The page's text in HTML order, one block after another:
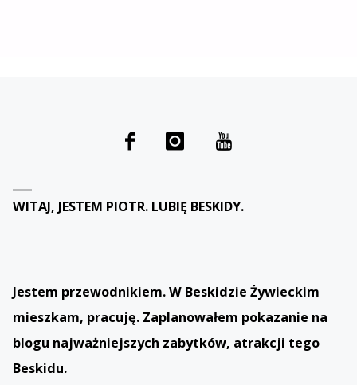
WITAJ, JESTEM PIOTR. LUBIĘ BESKIDY.
Jestem przewodnikiem. W Beskidzie Żywieckim
mieszkam, pracuję. Zaplanowałem pokazanie na
blogu najważniejszych zabytków, atrakcji tego
Beskidu.